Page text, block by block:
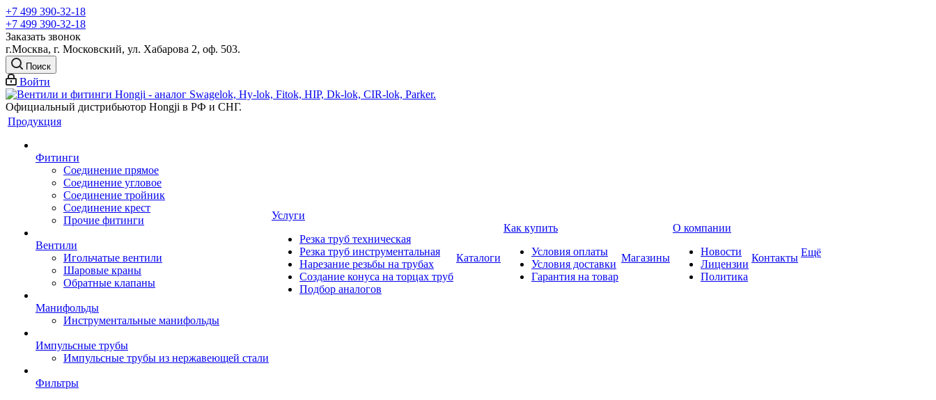
+7 499 390-32-18
+7 499 390-32-18
Заказать звонок
г.Москва, г. Московский, ул. Хабарова 2, оф. 503.
Поиск
Войти
Официальный дистрибьютор Hongji в РФ и СНГ.
Продукция
Фитинги
Соединение прямое
Соединение угловое
Соединение тройник
Соединение крест
Прочие фитинги
Вентили
Игольчатые вентили
Шаровые краны
Обратные клапаны
Манифольды
Инструментальные манифольды
Импульсные трубы
Импульсные трубы из нержавеющей стали
Фильтры
Услуги
Резка труб техническая
Резка труб инструментальная
Нарезание резьбы на трубах
Создание конуса на торцах труб
Подбор аналогов
Каталоги
Как купить
Условия оплаты
Условия доставки
Гарантия на товар
Магазины
О компании
Новости
Лицензии
Политика
Контакты Ещё